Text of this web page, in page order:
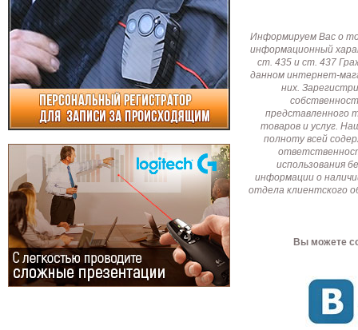
Информируем Вас о
информационный
ст. 435 и ст. 437
данном интернет-
них.
представленного
товаров и услуг.
полноту всей
использования
информации о
отдела клиентского
Вы можете